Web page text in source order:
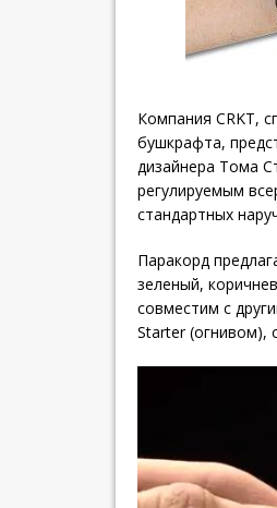
Компания CRKT,
бушкрафта,
дизайнера Тома
регулируемым
стандартных
Паракорд
зеленый,
совместим с
Starter (огнивом),